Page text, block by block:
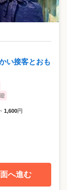
い接客とおも
~ 1,600円
へ進む